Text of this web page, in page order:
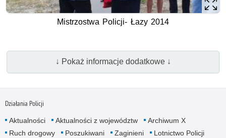
Mistrzostwa Policji- Łazy 2014
↓ Pokaż informacje dodatkowe ↓
Działania Policji
Aktualności Aktualności z województw
Archiwum X
Ruch drogowy
Poszukiwani Zaginieni
Lotnictwo Policji